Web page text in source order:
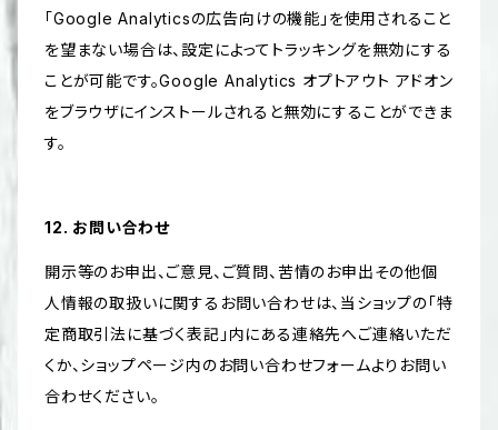
「Google Analyticsの広告向けの機能」を使用されること
を望まない場合は、設定によってトラッキングを無効にする
ことが可能です。Google Analytics オプトアウト アドオン
をブラウザにインストールされると無効にすることができま
す。
12. お問い合わせ
開示等のお申出、ご意見、ご質問、苦情のお申出その他個
人情報の取扱いに関するお問い合わせは、当ショップの「特
定商取引法に基づく表記」内にある連絡先へご連絡いただ
くか、ショップページ内のお問い合わせフォームよりお問い
合わせください。